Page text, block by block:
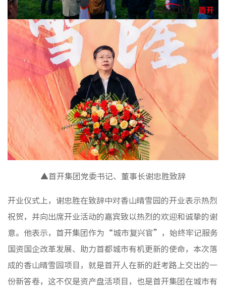
非经服
▲首开集团党委书记、董事长谢忠胜致辞
开业仪式上，谢忠胜在致辞中对香山晴雪园的开业表示热烈
祝贺，并向出席开业活动的嘉宾致以热烈的欢迎和诚挚的谢
意。他表示，首开集团作为“城市复兴官”，始终牢记服务
国资国企改革发展、助力首都城市有机更新的使命，本次落
成的香山晴雪园项目，就是首开人在新的赶考路上交出的一
份新答卷，这不仅是资产盘活项目，也是首开集团在城市有